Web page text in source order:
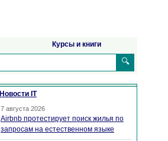
Курсы и книги
🔍
Новости IT
7 августа 2026
Airbnb протестирует поиск жилья по
запросам на естественном языке